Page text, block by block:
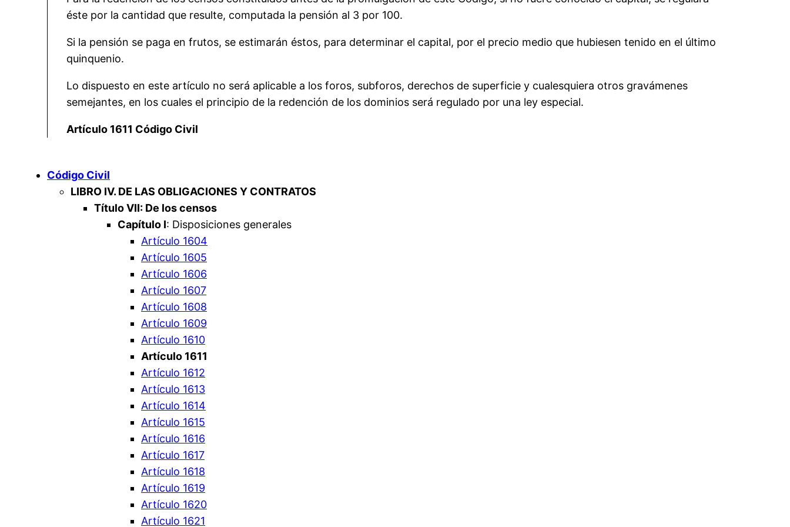
éste por la cantidad que resulte, computada la pensión al 3 por 100.
Si la pensión se paga en frutos, se estimarán éstos, para determinar el capital, por el precio medio que hubiesen tenido en el último
quinquenio.
Lo dispuesto en este artículo no será aplicable a los foros, subforos, derechos de superficie y cualesquiera otros gravámenes
semejantes, en los cuales el principio de la redención de los dominios será regulado por una ley especial.
Artículo 1611 Código Civil
Código Civil
LIBRO IV. DE LAS OBLIGACIONES Y CONTRATOS
Título VII: De los censos
Capítulo I: Disposiciones generales
Artículo 1604
Artículo 1605
Artículo 1606
Artículo 1607
Artículo 1608
Artículo 1609
Artículo 1610
Artículo 1611
Artículo 1612
Artículo 1613
Artículo 1614
Artículo 1615
Artículo 1616
Artículo 1617
Artículo 1618
Artículo 1619
Artículo 1620
Artículo 1621